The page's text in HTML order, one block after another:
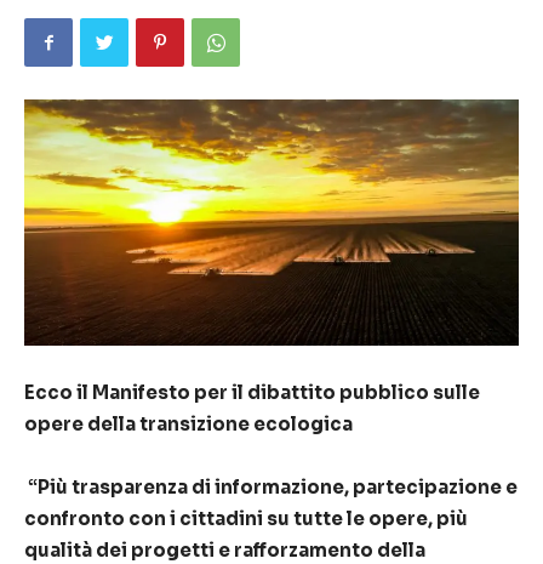
Ecco il Manifesto per il dibattito pubblico sulle
opere della transizione ecologica
“Più trasparenza di informazione, partecipazione e
confronto con i cittadini su tutte le opere, più
qualità dei progetti e rafforzamento della